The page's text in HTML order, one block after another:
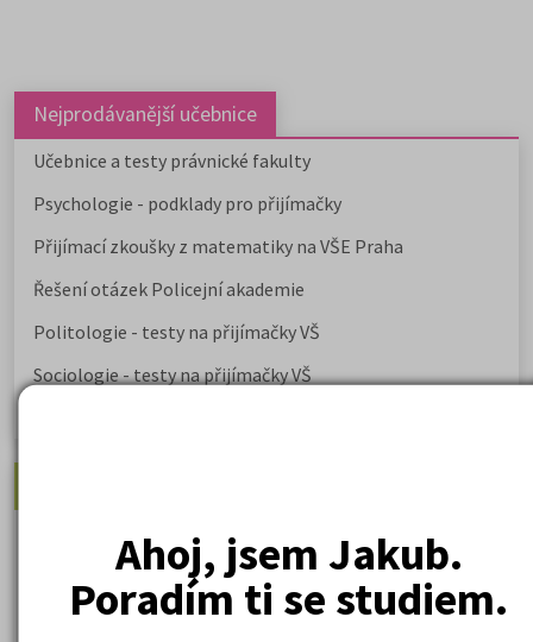
Ahoj, jsem Jakub.
Poradím ti se studiem.
Nejprodávanější učebnice
Učebnice a testy právnické fakulty
Psychologie - podklady pro přijímačky
Přijímací zkoušky z matematiky na VŠE Praha
Řešení otázek Policejní akademie
Politologie - testy na přijímačky VŠ
Sociologie - testy na přijímačky VŠ
Psychologie
Lékařské fakulty, farmacie